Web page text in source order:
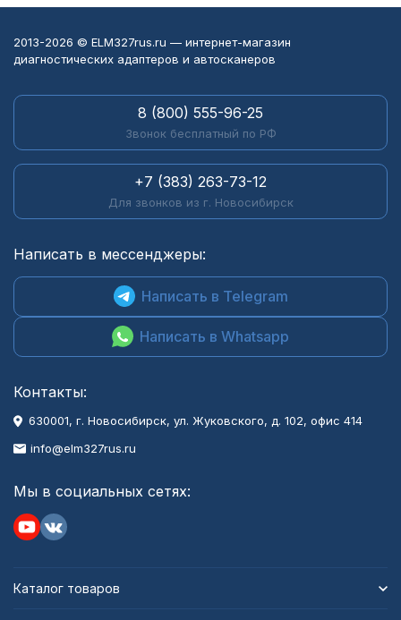
2013-2026 © ELM327rus.ru — интернет-магазин
диагностических адаптеров и автосканеров
8 (800) 555-96-25
Звонок бесплатный по РФ
+7 (383) 263-73-12
Для звонков из г. Новосибирск
Написать в мессенджеры:
Написать в Telegram
Написать в Whatsapp
Контакты:
630001, г. Новосибирск, ул. Жуковского, д. 102, офис 414
info@elm327rus.ru
Мы в социальных сетях:
Каталог товаров